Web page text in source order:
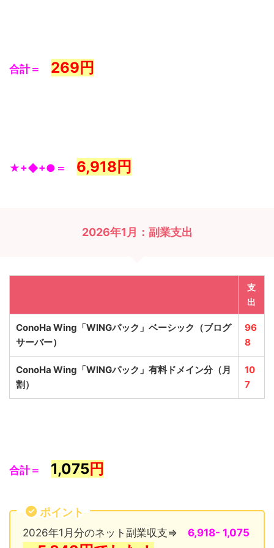
合計＝ 269 円
★+◆+●＝ 6,918円
2026年1月：副業支出
支
出
ConoHa Wing「WINGパック」ベーシック （ブログ
サーバー）
96
8
ConoHa Wing「WINGパック」有料ドメイン分（月
割）
10
7
合計＝ 1,075円
ポイント
2026年1月分のネット副業収支⇒ 6,918- 1,075